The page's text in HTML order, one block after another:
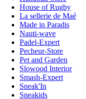
House of Rugby
La sellerie de Maé
Made in Paradis
Nauti-wave
Padel-Expert
Pecheur-Store
Pet and Garden
Slowood Interior
Smash-Expert
Sneak'In
Sneakids